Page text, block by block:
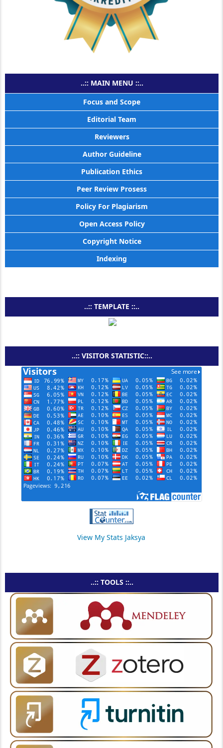
..:: MAIN MENU ::..
Focus and Scope
Editorial Team
Reviewers
Author Guideline
Publication Ethics
Peer Review Prosess
Policy For Plagiarism
Open Access Policy
Copyright Notice
Indexing
..:: TEMPLATE ::..
..:: VISITOR STATISTIC::..
View My Stats Jaksya
..:: TOOLS ::..